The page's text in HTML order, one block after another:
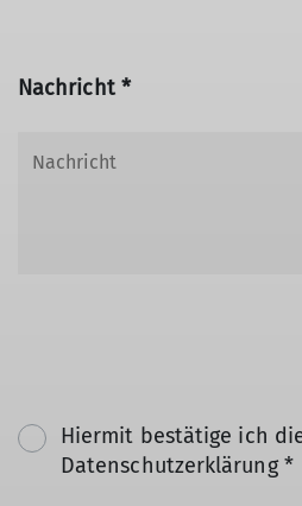
Nachricht *
Hiermit bestätige ich
Datenschutzerklärung *